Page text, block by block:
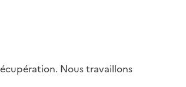
Nous travaillons